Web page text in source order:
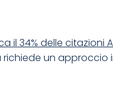
il 34% delle citazioni
richiede un